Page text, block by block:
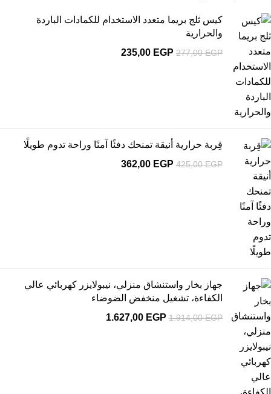
كيس ثلج بريما متعدد الاستخدام للكمادات الباردة
والحرارية
277,00EGP
235,00 EGP
قِربة حرارية أنيقة تمنحك دفئًا آمنًا وراحة تدوم طويلًا
425,00EGP
362,00 EGP
جهاز بخار واستنشاق منزلي، نيبولايزر كهربائي عالي
الكفاءة، تشغيل منخفض الضوضاء
1.914,00EGP
1.627,00 EGP